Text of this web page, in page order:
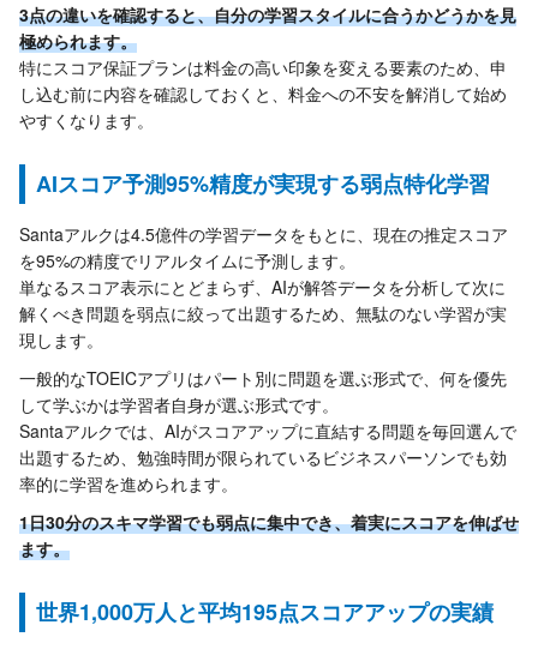
3点の違いを確認すると、自分の学習スタイルに合うかどうかを見
極められます。
特にスコア保証プランは料金の高い印象を変える要素のため、申
し込む前に内容を確認しておくと、料金への不安を解消して始め
やすくなります。
AIスコア予測95%精度が実現する弱点特化学習
Santaアルクは4.5億件の学習データをもとに、現在の推定スコア
を95%の精度でリアルタイムに予測します。
単なるスコア表示にとどまらず、AIが解答データを分析して次に
解くべき問題を弱点に絞って出題するため、無駄のない学習が実
現します。
一般的なTOEICアプリはパート別に問題を選ぶ形式で、何を優先
して学ぶかは学習者自身が選ぶ形式です。
Santaアルクでは、AIがスコアアップに直結する問題を毎回選んで
出題するため、勉強時間が限られているビジネスパーソンでも効
率的に学習を進められます。
1日30分のスキマ学習でも弱点に集中でき、着実にスコアを伸ばせ
ます。
世界1,000万人と平均195点スコアアップの実績